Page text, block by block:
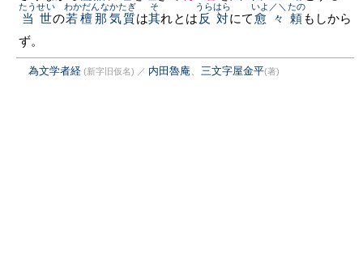
当世
たうせい
の若檀那
わかだんな
気質
かたぎ
は其
そ
れとは 反対
うらはら
にて愈々
いよ／＼
頼
たの
もしから
ず。
為文学者経 (新字旧仮名) ／ 内田魯庵、 三文字屋金平(著)